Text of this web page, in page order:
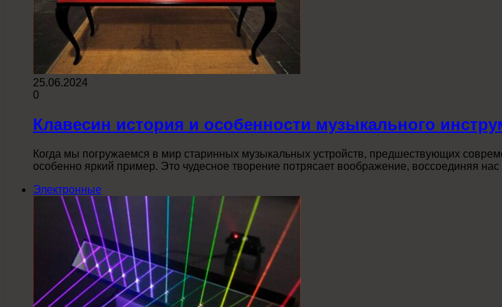
25.06.2024
0
Клавесин история и особенности музыкального
Когда мы погружаемся в мир старинных музыкальных устройств, предшествующих
особенно яркий пример. Это чудесное творение потрясает воображение, воссоединяя нас
Электронные